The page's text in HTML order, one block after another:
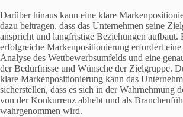
Darüber hinaus kann eine klare
dazu beitragen, dass das Unternehmen seine
anspricht und langfristige Beziehungen aufbaut.
erfolgreiche Markenpositionierung erfordert
Analyse des Wettbewerbsumfelds und eine
der Bedürfnisse und Wünsche der Zielgruppe.
klare Markenpositionierung kann das
sicherstellen, dass es sich in der Wahrnehmung
von der Konkurrenz abhebt und als
wahrgenommen wird.